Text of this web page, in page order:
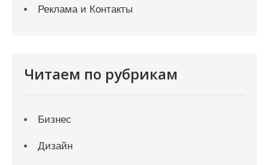
Реклама и Контакты
Читаем по рубрикам
Бизнес
Дизайн